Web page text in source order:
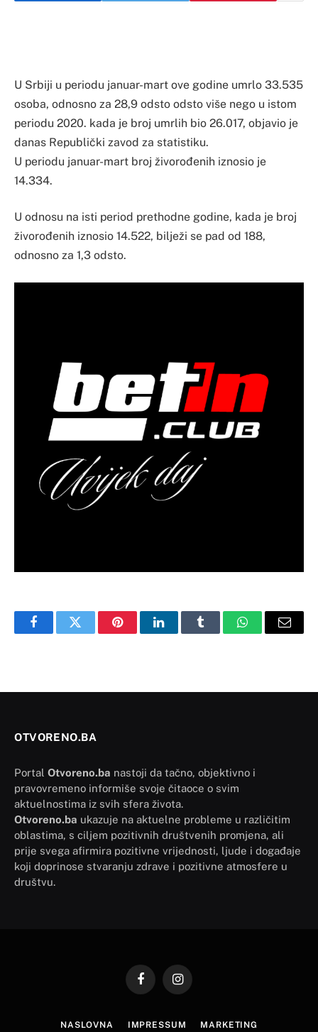
U Srbiji u periodu januar-mart ove godine umrlo 33.535
osoba, odnosno za 28,9 odsto odsto više nego u istom
periodu 2020. kada je broj umrlih bio 26.017, objavio je
danas Republički zavod za statistiku.
U periodu januar-mart broj živorođenih iznosio je
14.334.
U odnosu na isti period prethodne godine, kada je broj
živorođenih iznosio 14.522, bilježi se pad od 188,
odnosno za 1,3 odsto.
FacebookTwitter PinterestLinkedInTumblr WhatsAppEmail
OTVORENO.BA
Portal Otvoreno.ba nastoji da tačno, objektivno i
pravovremeno informiše svoje čitaoce o svim
aktuelnostima iz svih sfera života.
Otvoreno.ba ukazuje na aktuelne probleme u različitim
oblastima, s ciljem pozitivnih društvenih promjena, ali
prije svega afirmira pozitivne vrijednosti, ljude i događaje
koji doprinose stvaranju zdrave i pozitivne atmosfere u
društvu.
FacebookInstagram
NASLOVNA IMPRESSUM MARKETING